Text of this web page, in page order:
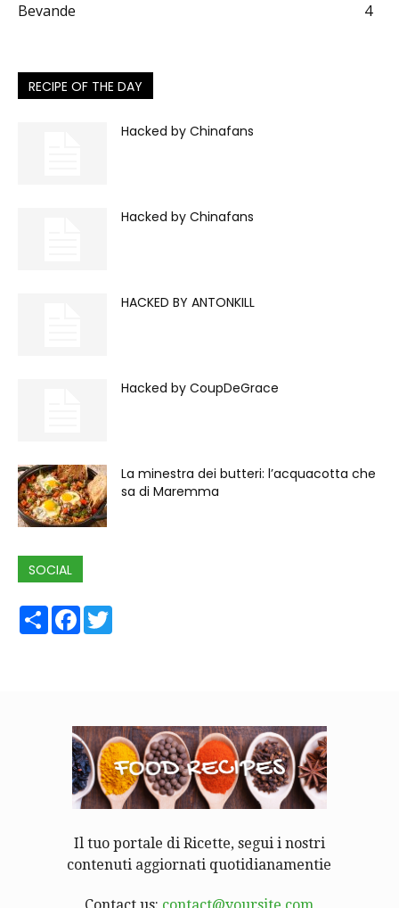
Bevande
4
RECIPE OF THE DAY
Hacked by Chinafans
Hacked by Chinafans
HACKED BY ANTONKILL
Hacked by CoupDeGrace
La minestra dei butteri: l’acquacotta che
sa di Maremma
SOCIAL
ShareFacebook
Il tuo portale di Ricette, segui i nostri
contenuti aggiornati quotidianamentie